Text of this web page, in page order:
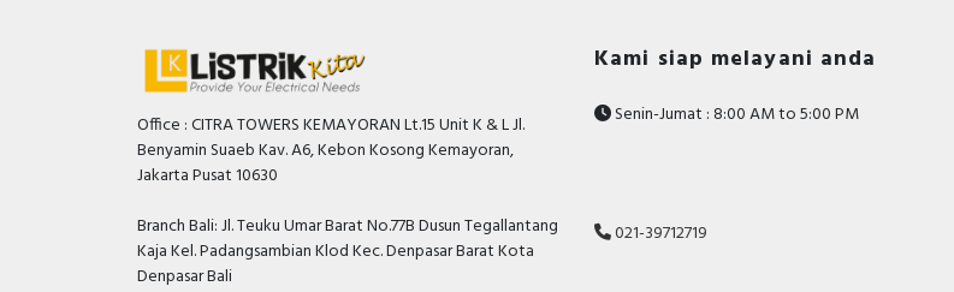
Office : CITRA TOWERS KEMAYORAN Lt.15 Unit K & L Jl.
Benyamin Suaeb Kav. A6, Kebon Kosong Kemayoran,
Jakarta Pusat 10630
Branch Bali: Jl. Teuku Umar Barat No.77B Dusun Tegallantang
Kaja Kel. Padangsambian Klod Kec. Denpasar Barat Kota
Denpasar Bali
Kami siap melayani anda
Senin-Jumat : 8:00 AM to 5:00 PM
021-39712719